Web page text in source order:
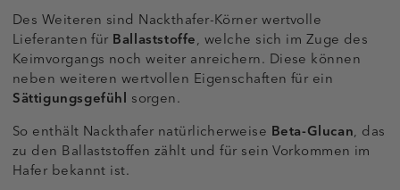
Des Weiteren sind Nackthafer-Körner wertvolle
Lieferanten für Ballaststoffe, welche sich im Zuge des
Keimvorgangs noch weiter anreichern. Diese können
neben weiteren wertvollen Eigenschaften für ein
Sättigungsgefühl sorgen.
So enthält Nackthafer natürlicherweise Beta-Glucan, das
zu den Ballaststoffen zählt und für sein Vorkommen im
Hafer bekannt ist.